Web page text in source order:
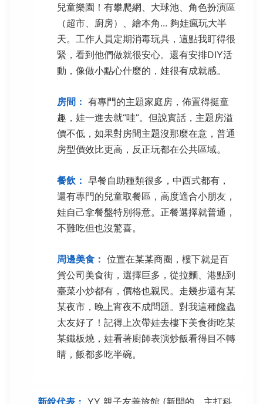
兒童樂園！有攀爬網、大球池、角色扮演區
（超市、廚房）、繪本角... 夠娃瘋玩大半
天。工作人員定期消毒玩具，這點我盯得很
緊，看到他們做就很安心。還有安排DIY活
動，像做小點心什麼的，娃很有成就感。
房間： 有專門的主題家庭房，佈置得挺童
趣，娃一進去就“哇”。但說實話，主題房溢
價不低，如果對房間主題沒那麼在意，普通
房型價效比更高，反正玩都在公共區域。
餐飲： 早餐自助種類很多，中西式都有，
還有專門的兒童取餐區，高度適合小朋友，
娃自己拿餐盤特別得意。正餐選擇就普通，
不難吃但也沒驚喜。
周邊美食： 位置在某某商圈，樓下就是百
貨公司美食街，選擇巨多，從拉麵、港點到
臺菜小炒都有，價格也親民。走幾步還有某
某夜市，晚上宵夜不成問題。對我這種饞蟲
太友好了！記得上次帶娃去樓下美食街吃某
某鐵板燒，娃看著廚師表演炒飯看得目不轉
睛，飯都多吃半碗。
新銳代表： YY 親子友善旅館 (新開的，主打科